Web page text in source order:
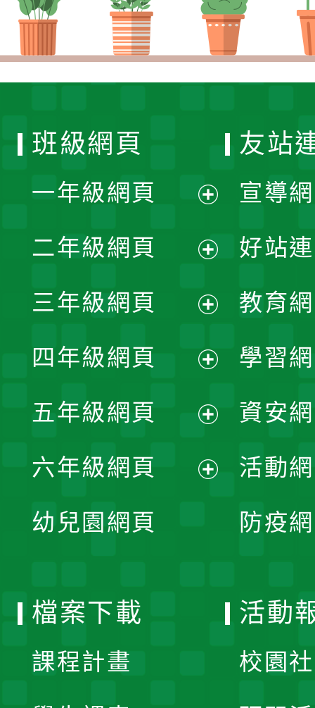
班級網頁
一年級網頁
開
選
單
二年級網頁
開
選
單
三年級網頁
開
選
單
四年級網頁
開
選
五年級網頁
開
六年級網頁
幼兒園網頁
友站
宣導
好站
教育
學習
資安
活動
防疫
檔案下載
課程計畫
活動
校園